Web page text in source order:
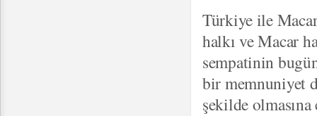
Türkiye ile
halkı ve Macar
sempatinin
bir memnuniyet
şekilde